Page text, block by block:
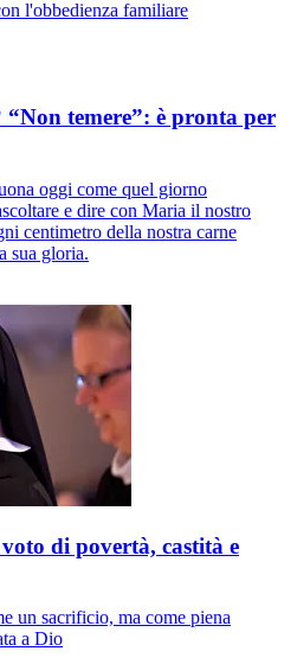
l'obbedienza familiare
temere”: è pronta per
oggi come quel giorno
e dire con Maria il nostro
centimetro della nostra carne
sua gloria.
di povertà, castità e
un sacrificio, ma come piena
a Dio